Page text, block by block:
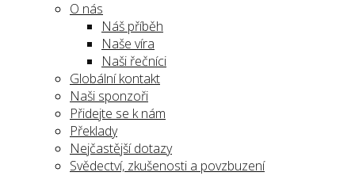
O nás
Náš příběh
Naše víra
Naši řečníci
Globální kontakt
Naši sponzoři
Přidejte se k nám
Překlady
Nejčastější dotazy
Svědectví, zkušenosti a povzbuzení